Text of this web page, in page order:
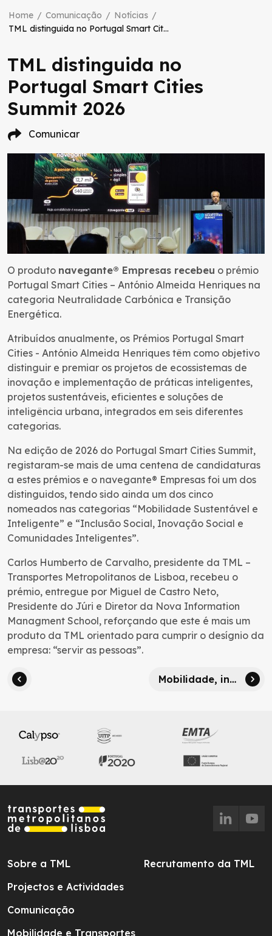
Home / Comunicação / Notícias /
TML distinguida no Portugal Smart Cities Summit 2026
TML distinguida no
Portugal Smart Cities
Summit 2026
Comunicar
O produto navegante® Empresas recebeu o prémio
Portugal Smart Cities – António Almeida Henriques na
categoria Neutralidade Carbónica e Transição
Energética.
Atribuídos anualmente, os Prémios Portugal Smart
Cities - António Almeida Henriques têm como objetivo
distinguir e premiar os projetos de ecossistemas de
inovação e implementação de práticas inteligentes,
projetos sustentáveis, eficientes e soluções de
inteligência urbana, integrados em seis diferentes
categorias.
Na edição de 2026 do Portugal Smart Cities Summit,
registaram-se mais de uma centena de candidaturas
a estes prémios e o navegante® Empresas foi um dos
distinguidos, tendo sido ainda um dos cinco
nomeados nas categorias “Mobilidade Sustentável e
Inteligente” e “Inclusão Social, Inovação Social e
Comunidades Inteligentes”.
Carlos Humberto de Carvalho, presidente da TML –
Transportes Metropolitanos de Lisboa, recebeu o
prémio, entregue por Miguel de Castro Neto,
Presidente do Júri e Diretor da Nova Information
Managment School, reforçando que este é mais um
produto da TML orientado para cumprir o desígnio da
empresa: “servir as pessoas”.
Mobilidade, integração e futuro: Carlos Humberto Carvalho na Mobilidade Mais Talks
Sobre a TML
Projectos e Actividades
Comunicação
Mobilidade e Transportes
Recrutamento da TML